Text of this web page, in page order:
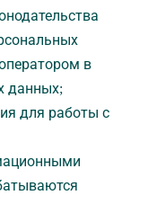
в
данных;
для работы с